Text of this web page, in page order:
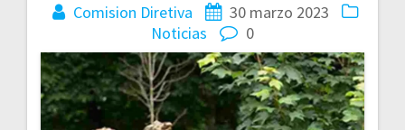
Comision Diretiva
30 marzo 2023
Noticias
0